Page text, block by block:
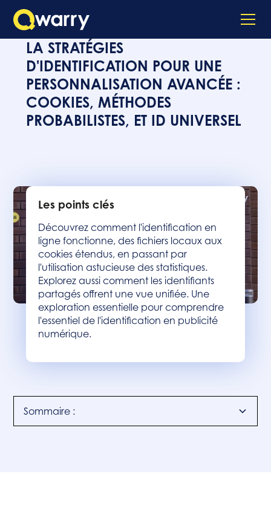
LA STRATÉGIES
D'IDENTIFICATION POUR UNE
PERSONNALISATION AVANCÉE :
COOKIES, MÉTHODES
PROBABILISTES, ET ID UNIVERSEL
Les points clés
Découvrez comment l'identification en
ligne fonctionne, des fichiers locaux aux
cookies étendus, en passant par
l'utilisation astucieuse des statistiques.
Explorez aussi comment les identifiants
partagés offrent une vue unifiée. Une
exploration essentielle pour comprendre
l'essentiel de l'identification en publicité
numérique.
Sommaire :